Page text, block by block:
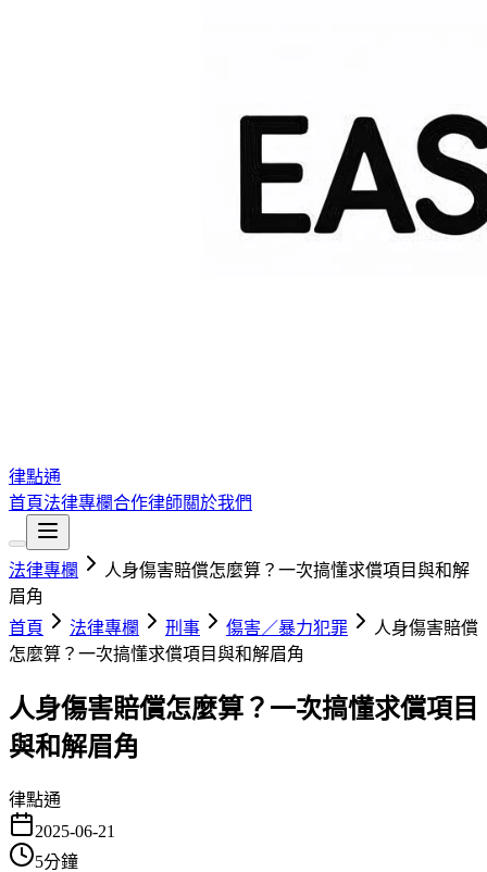
律點通
首頁法律專欄合作律師關於我們
法律專欄
人身傷害賠償怎麼算？一次搞懂求償項目與和解
眉角
首頁
法律專欄 刑事 傷害／暴力犯罪
人身傷害賠償
怎麼算？一次搞懂求償項目與和解眉角
人身傷害賠償怎麼算？一次搞懂求償項目
與和解眉角
律點通
2025-06-21
5分鐘